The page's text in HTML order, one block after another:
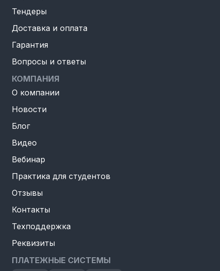
Тендеры
Доставка и оплата
Гарантия
Вопросы и ответы
КОМПАНИЯ
О компании
Новости
Блог
Видео
Вебинар
Практика для студентов
Отзывы
Контакты
Техподдержка
Реквизиты
ПЛАТЕЖНЫЕ СИСТЕМЫ